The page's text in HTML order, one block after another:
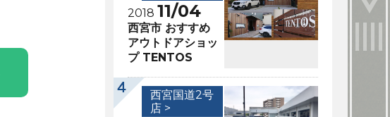
2018 11/04
西宮市 おすすめ
アウトドアショッ
プ TENTOS
西宮国道2号
店 >